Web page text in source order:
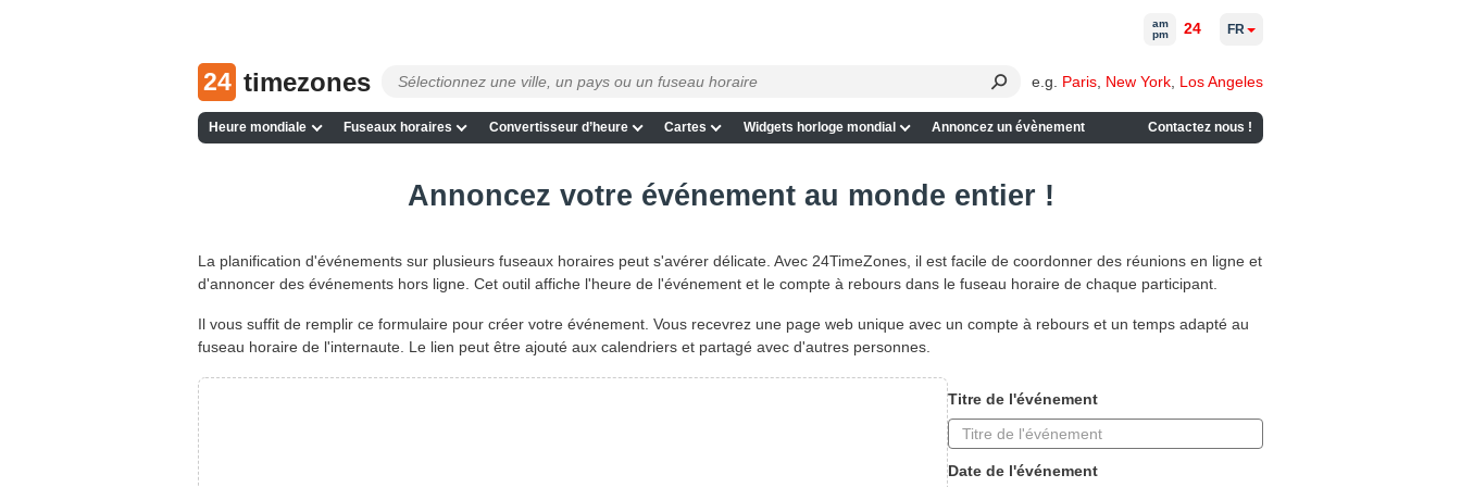
24 timezones e.g. Paris New York Los Angeles
Heure mondiale Fuseaux horaires Convertisseur d’heure Cartes Widgets horloge mondial Annoncez un évènement Contactez nous !
am
pm
24 FR
Annoncez votre événement au monde entier !
La planification d'événements sur plusieurs fuseaux horaires peut s'avérer délicate. Avec 24TimeZones, il est facile de coordonner des réunions en ligne et
d'annoncer des événements hors ligne. Cet outil affiche l'heure de l'événement et le compte à rebours dans le fuseau horaire de chaque participant.
Il vous suffit de remplir ce formulaire pour créer votre événement. Vous recevrez une page web unique avec un compte à rebours et un temps adapté au
fuseau horaire de l'internaute. Le lien peut être ajouté aux calendriers et partagé avec d'autres personnes.
Titre de l'événement
Date de l'événement